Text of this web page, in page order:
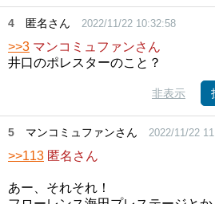
4 匿名さん 2022/11/22 10:32:58
>>3 マンコミュファンさん
井口のポレスターのこと？
非表示
5 マンコミュファンさん 2022/11/22
>>113 匿名さん
あー、それそれ！